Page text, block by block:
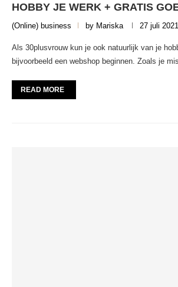
HOBBY JE WERK + GRATIS
(Online) business by Mariska 27 juli 2021
Als 30plusvrouw kun je ook natuurlijk van je
bijvoorbeeld een webshop beginnen. Zoals je
READ MORE